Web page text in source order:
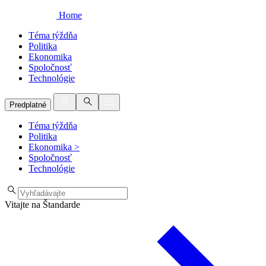
Home
Téma týždňa
Politika
Ekonomika
Spoločnosť
Technológie
Predplatné
Téma týždňa
Politika
Ekonomika >
Spoločnosť
Technológie
Vitajte na Štandarde